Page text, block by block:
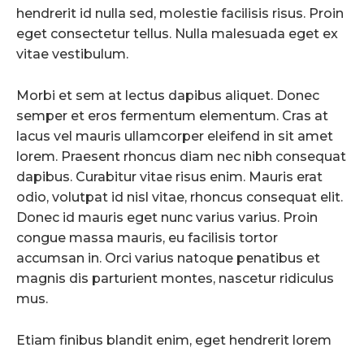
hendrerit id nulla sed, molestie facilisis risus. Proin
eget consectetur tellus. Nulla malesuada eget ex
vitae vestibulum.
Morbi et sem at lectus dapibus aliquet. Donec
semper et eros fermentum elementum. Cras at
lacus vel mauris ullamcorper eleifend in sit amet
lorem. Praesent rhoncus diam nec nibh consequat
dapibus. Curabitur vitae risus enim. Mauris erat
odio, volutpat id nisl vitae, rhoncus consequat elit.
Donec id mauris eget nunc varius varius. Proin
congue massa mauris, eu facilisis tortor
accumsan in. Orci varius natoque penatibus et
magnis dis parturient montes, nascetur ridiculus
mus.
Etiam finibus blandit enim, eget hendrerit lorem